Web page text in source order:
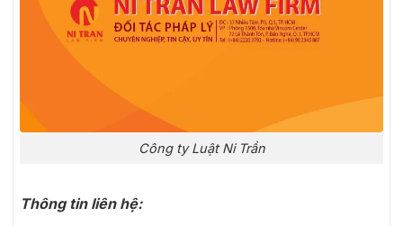
Công ty Luật Ni Trần
Thông tin liên hệ: